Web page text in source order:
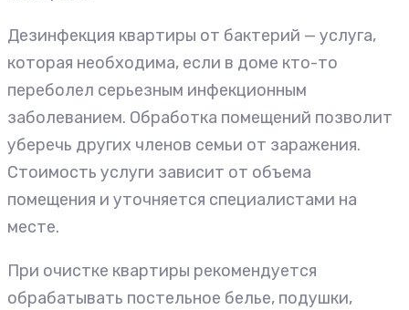
Дезинфекция квартиры от бактерий — услуга,
которая необходима, если в доме кто-то
переболел серьезным инфекционным
заболеванием. Обработка помещений позволит
уберечь других членов семьи от заражения.
Стоимость услуги зависит от объема
помещения и уточняется специалистами на
месте.
При очистке квартиры рекомендуется
обрабатывать постельное белье, подушки,